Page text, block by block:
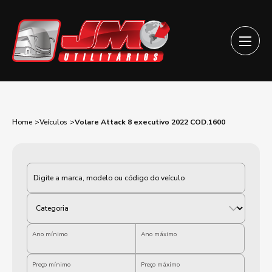
Home Veículos Volare Attack 8 executivo 2022 COD.1600
Categoria
Ano mínimo Ano máximo
Preço mínimo Preço máximo